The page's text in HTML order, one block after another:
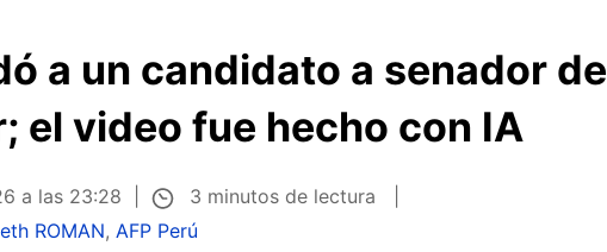
a un candidato a senador de
el video fue hecho con IA
a las 23:28
3 minutos de lectura
ROMAN, AFP Perú